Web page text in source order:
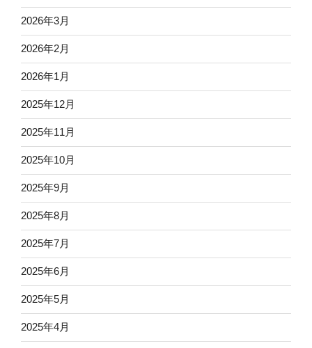
2026年3月
2026年2月
2026年1月
2025年12月
2025年11月
2025年10月
2025年9月
2025年8月
2025年7月
2025年6月
2025年5月
2025年4月